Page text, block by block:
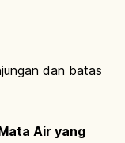
dan batas
Air yang